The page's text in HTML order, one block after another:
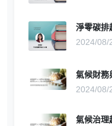
淨零碳排
2024/08/
氣候財務
2024/08/
氣候治理